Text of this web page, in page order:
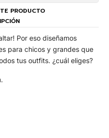
PRODUCTO
Por eso diseñamos
para chicos y grandes que
tus outfits. ¿cuál eliges?